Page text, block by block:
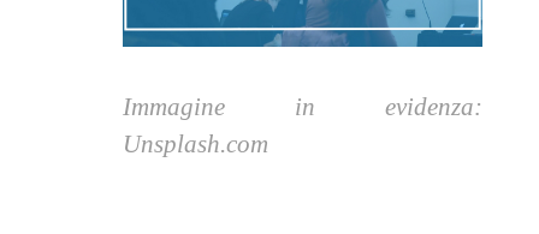
Immagine in evidenza:
Unsplash.com